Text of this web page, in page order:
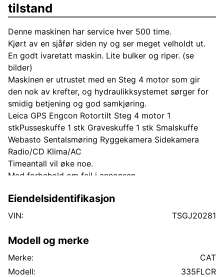
tilstand
Denne maskinen har service hver 500 time.
Kjørt av en sjåfør siden ny og ser meget velholdt ut.
En godt ivaretatt maskin. Lite bulker og riper. (se
bilder)
Maskinen er utrustet med en Steg 4 motor som gir
den nok av krefter, og hydraulikksystemet sørger for
smidig betjening og god samkjøring.
Leica GPS Engcon Rotortilt Steg 4 motor 1
stkPusseskuffe 1 stk Graveskuffe 1 stk Smalskuffe
Webasto Sentalsmøring Ryggekamera Sidekamera
Radio/CD Klima/AC
Timeantall vil øke noe.
Med forbehold om feil i annonsen
Eiendelsidentifikasjon
VIN: TSGJ20281
Modell og merke
Merke:
CAT
Modell:
335FLCR